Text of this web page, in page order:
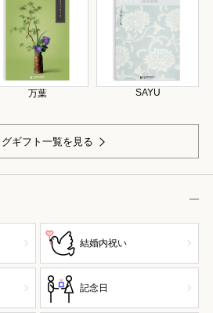
万葉 SAYU
ギフト一覧を見る
結婚内祝い
記念日